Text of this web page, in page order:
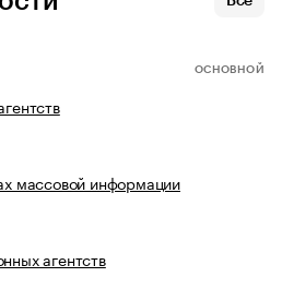
ОСНОВНОЙ
массовой информации
агентств